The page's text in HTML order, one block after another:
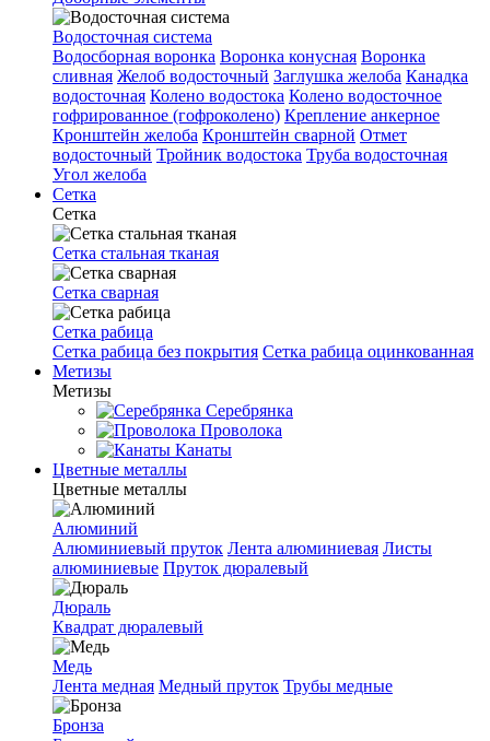
Водосточная система
Водосборная воронка Воронка конусная Воронка
сливная Желоб водосточный Заглушка желоба Канадка
водосточная Колено водостока Колено водосточное
гофрированное (гофроколено) Крепление анкерное
Кронштейн желоба Кронштейн сварной Отмет
водосточный Тройник водостока Труба водосточная
Угол желоба
Сетка
Сетка
Сетка стальная тканая
Сетка сварная
Сетка рабица
Сетка рабица без покрытия Сетка рабица оцинкованная
Метизы
Метизы
Серебрянка
Проволока
Канаты
Цветные металлы
Цветные металлы
Алюминий
Алюминиевый пруток Лента алюминиевая Листы
алюминиевые Пруток дюралевый
Дюраль
Квадрат дюралевый
Медь
Лента медная Медный пруток Трубы медные
Бронза